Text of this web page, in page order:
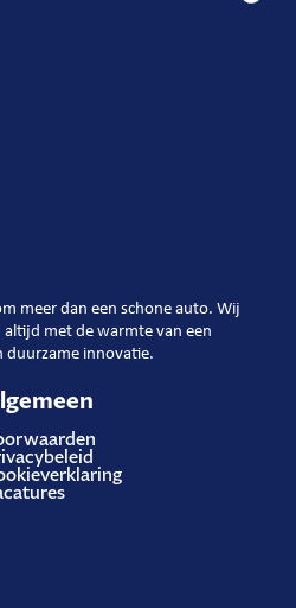
meer dan een schone auto. Wij
met de warmte van een
duurzame innovatie.